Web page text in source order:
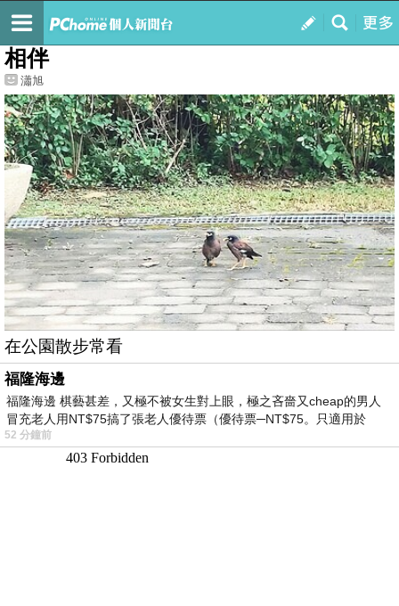
我的
最新文章
相伴
瀟旭
在公園散步常看
福隆海邊
福隆海邊 棋藝甚差，又極不被女生對上眼，極之吝嗇又cheap的男人
冒充老人用NT$75搞了張老人優待票（優待票─NT$75。只適用於
52 分鐘前